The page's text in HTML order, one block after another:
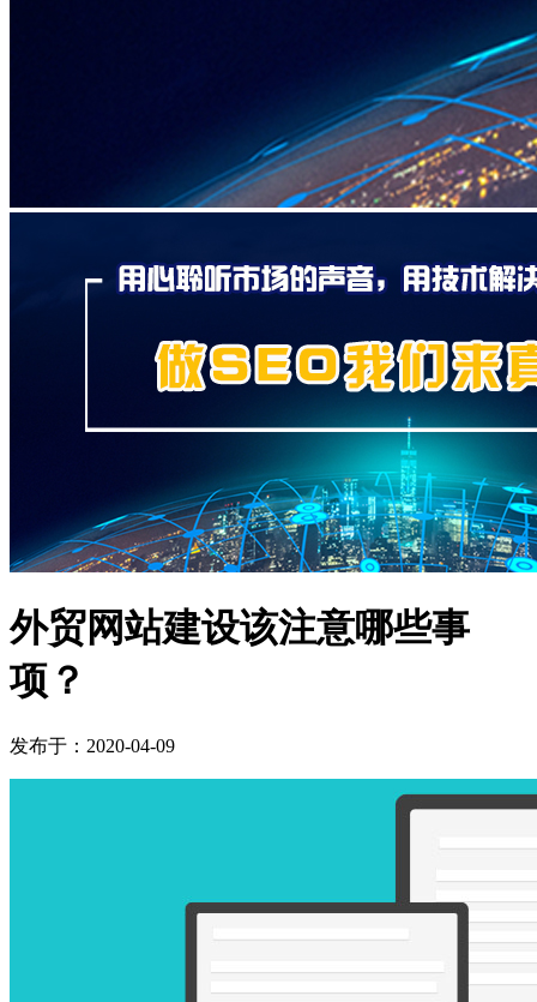
外贸网站建设该注意哪些事
项？
发布于：2020-04-09